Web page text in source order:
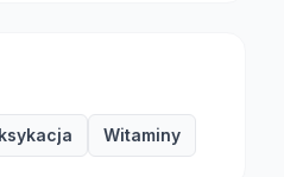
Witaminy